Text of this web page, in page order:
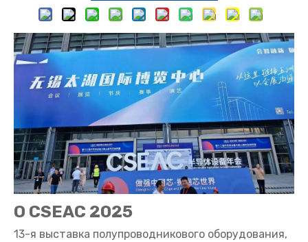
О CSEAC 2025
13-я выставка полупроводникового оборудования,